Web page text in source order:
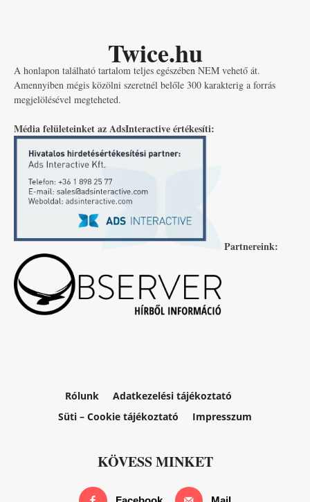
Twice.hu
A honlapon található tartalom teljes egészében NEM vehető át.
Amennyiben mégis közölni szeretnél belőle 300 karakterig a forrás
megjelölésével megteheted.
Média felületeinket az AdsInteractive értékesíti:
Partnereink:
Rólunk
Adatkezelési tájékoztató
Süti – Cookie tájékoztató
Impresszum
KÖVESS MINKET